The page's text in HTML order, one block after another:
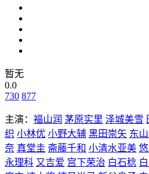
暂无
0.0
730 877
主演： 福山润 茅原实里 泽城美雪
织 小林优 小野大辅 黑田崇矢 东
奈 真堂圭 斋藤千和 小清水亚美
永理科 又吉爱 宫下荣治 白石稔